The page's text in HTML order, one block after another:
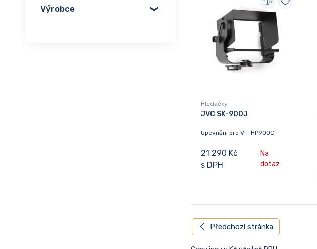
Výrobce
Hledáčky
JVC SK-900J
Upevnění pro VF-HP900G
21 290 Kč
s DPH
Na
dotaz
Předchozí stránka